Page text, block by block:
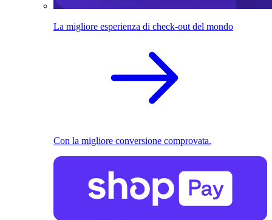
La migliore esperienza di check-out del mondo
Con la migliore conversione comprovata.